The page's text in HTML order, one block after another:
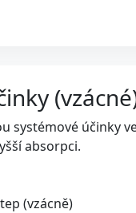
systémové účinky
absorpci.
(vzácně)